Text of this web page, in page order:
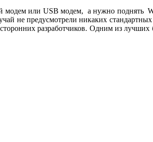
модем или USB модем, а нужно поднять
не предусмотрели никаких
разработчиков. Одним из лучших